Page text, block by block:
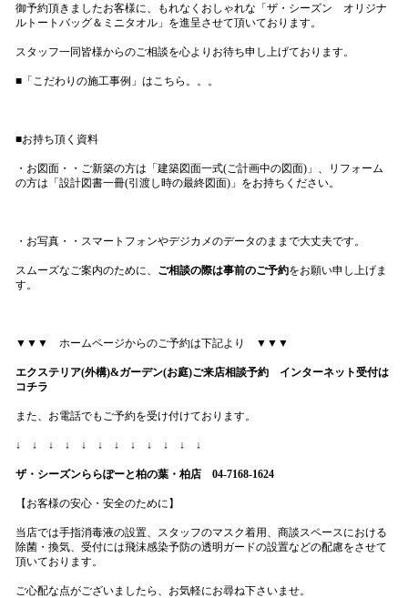
御予約頂きましたお客様に、もれなくおしゃれな「ザ・シーズン オリジナ
ルトートバッグ＆ミニタオル」を進呈させて頂いております。
スタッフ一同皆様からのご相談を心よりお待ち申し上げております。
■「こだわりの施工事例」はこちら。。。
■お持ち頂く資料
・お図面・・ご新築の方は「建築図面一式(ご計画中の図面)」、リフォーム
の方は「設計図書一冊(引渡し時の最終図面)」をお持ちください。
・お写真・・スマートフォンやデジカメのデータのままで大丈夫です。
スムーズなご案内のために、 ご相談の際は事前のご予約をお願い申し上げま
す。
▼▼▼ ホームページからのご予約は下記より ▼▼▼
エクステリア(外構)&ガーデン(お庭)ご来店相談予約 インターネット受付は
コチラ
また、お電話でもご予約を受け付けております。
↓ ↓ ↓ ↓ ↓ ↓ ↓ ↓ ↓ ↓ ↓ ↓
ザ・シーズンららぽーと柏の葉・柏店 04-7168-1624
【お客様の安心・安全のために】
当店では手指消毒液の設置、スタッフのマスク着用、商談スペースにおける
除菌・換気、受付には飛沫感染予防の透明ガードの設置などの配慮をさせて
頂いております。
ご心配な点がございましたら、お気軽にお尋ね下さいませ。